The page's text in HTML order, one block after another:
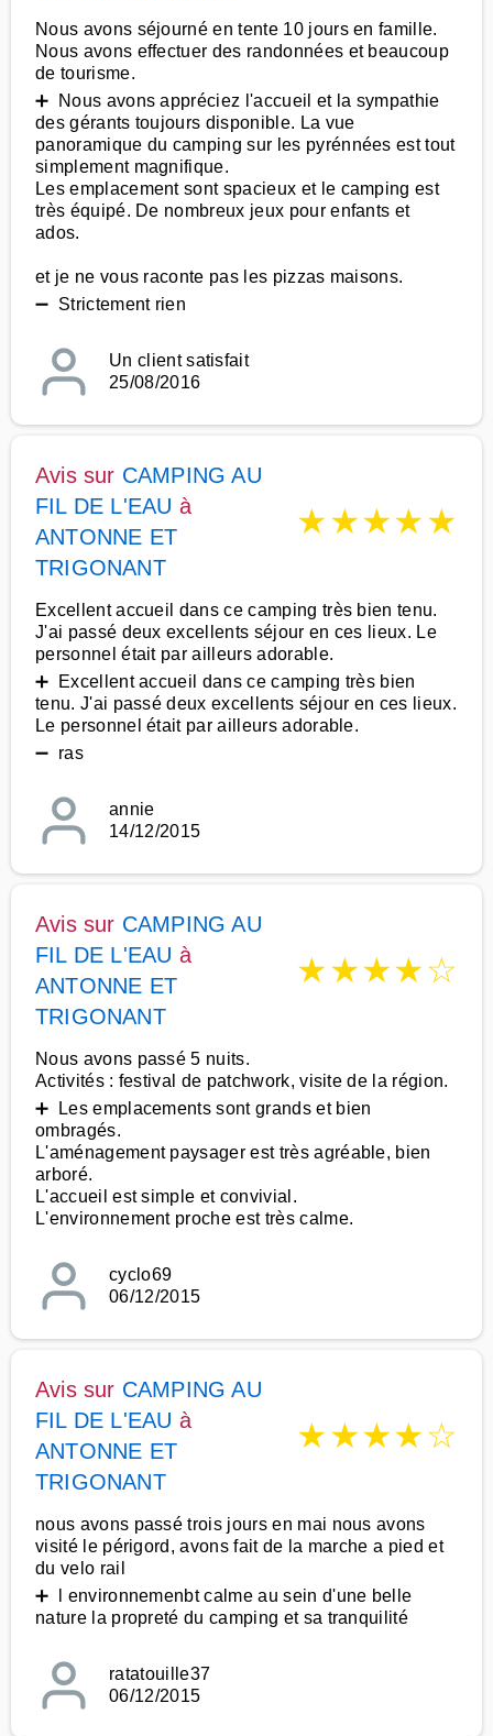
Nous avons séjourné en tente 10 jours en famille.
Nous avons effectuer des randonnées et beaucoup
de tourisme.
➕ Nous avons appréciez l'accueil et la sympathie
des gérants toujours disponible. La vue
panoramique du camping sur les pyrénnées est tout
simplement magnifique.
Les emplacement sont spacieux et le camping est
très équipé. De nombreux jeux pour enfants et
ados.
et je ne vous raconte pas les pizzas maisons.
➖ Strictement rien
Un client satisfait
25/08/2016
Avis sur CAMPING AU
FIL DE L'EAU à
ANTONNE ET
TRIGONANT
★★★★★
Excellent accueil dans ce camping très bien tenu.
J'ai passé deux excellents séjour en ces lieux. Le
personnel était par ailleurs adorable.
➕ Excellent accueil dans ce camping très bien
tenu. J'ai passé deux excellents séjour en ces lieux.
Le personnel était par ailleurs adorable.
➖ ras
annie
14/12/2015
Avis sur CAMPING AU
FIL DE L'EAU à
ANTONNE ET
TRIGONANT
★★★★☆
Nous avons passé 5 nuits.
Activités : festival de patchwork, visite de la région.
➕ Les emplacements sont grands et bien
ombragés.
L'aménagement paysager est très agréable, bien
arboré.
L'accueil est simple et convivial.
L'environnement proche est très calme.
cyclo69
06/12/2015
Avis sur CAMPING AU
FIL DE L'EAU à
ANTONNE ET
TRIGONANT
★★★★☆
nous avons passé trois jours en mai nous avons
visité le périgord, avons fait de la marche a pied et
du velo rail
➕ l environnemenbt calme au sein d'une belle
nature la propreté du camping et sa tranquilité
ratatouille37
06/12/2015